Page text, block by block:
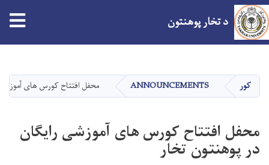
دانګل
د تخار پوهنتون
کور ANNOUNCEMENTS محفل افتتاح کورس های
محفل افتتاح کورس های آموزشی رایگان
در پوهنتون تخار